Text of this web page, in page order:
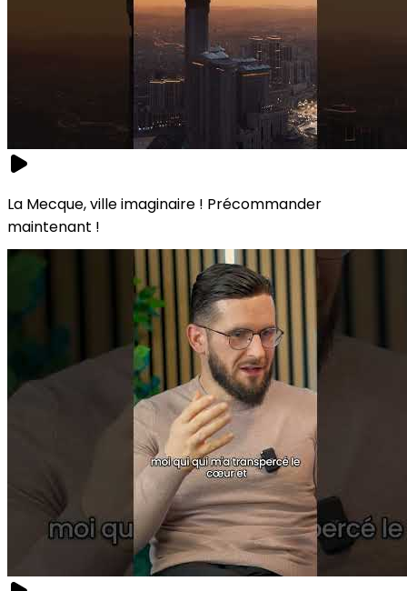
La Mecque, ville imaginaire ! Précommander
maintenant !